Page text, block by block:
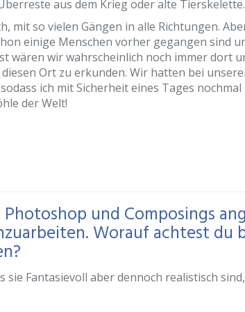
aus dem Krieg oder alte Tierskelette.
mit so vielen Gängen in alle Richtungen.
einige Menschen vorher gegangen sind
wären wir wahrscheinlich noch immer dort
Ort zu erkunden. Wir hatten bei
ich mit Sicherheit eines Tages
der Welt!
und Composings
Worauf achtest du
sie Fantasievoll aber dennoch realistisch